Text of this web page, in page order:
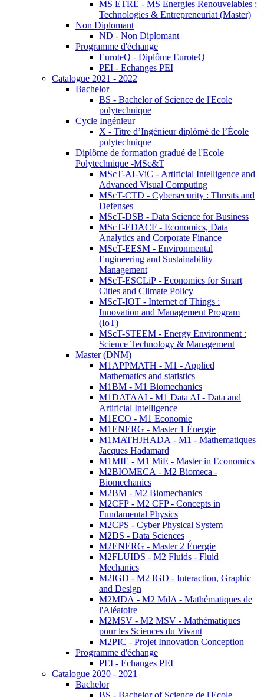
MS ETRE - MS Energies Renouvelables :
Technologies & Entrepreneuriat (Master)
Non Diplomant
ND - Non Diplomant
Programme d'échange
EuroteQ - Diplôme EuroteQ
PEI - Echanges PEI
Catalogue 2021 - 2022
Bachelor
BS - Bachelor of Science de l'Ecole
polytechnique
Cycle Ingénieur
X - Titre d’Ingénieur diplômé de l’École
polytechnique
Diplôme de formation gradué de l'Ecole
Polytechnique -MSc&T
MScT-AI-ViC - Artificial Intelligence and
Advanced Visual Computing
MScT-CTD - Cybersecurity : Threats and
Defenses
MScT-DSB - Data Science for Business
MScT-EDACF - Economics, Data
Analytics and Corporate Finance
MScT-EESM - Environmental
Engineering and Sustainability
Management
MScT-ESCLiP - Economics for Smart
Cities and Climate Policy
MScT-IOT - Internet of Things :
Innovation and Management Program
(IoT)
MScT-STEEM - Energy Environment :
Science Technology & Management
Master (DNM)
M1APPMATH - M1 - Applied
Mathematics and statistics
M1BM - M1 Biomechanics
M1DATAAI - M1 Data AI - Data and
Artificial Intelligence
M1ECO - M1 Economie
M1ENERG - Master 1 Énergie
M1MATHJHADA - M1 - Mathematiques
Jacques Hadamard
M1MIE - M1 MiE - Master in Economics
M2BIOMECA - M2 Biomeca -
Biomechanics
M2BM - M2 Biomechanics
M2CFP - M2 CFP - Concepts in
Fundamental Physics
M2CPS - Cyber Physical System
M2DS - Data Sciences
M2ENERG - Master 2 Énergie
M2FLUIDS - M2 Fluids - Fluid
Mechanics
M2IGD - M2 IGD - Interaction, Graphic
and Design
M2MDA - M2 MdA - Mathématiques de
l'Aléatoire
M2MSV - M2 MSV - Mathématiques
pour les Sciences du Vivant
M2PIC - Projet Innovation Conception
Programme d'échange
PEI - Echanges PEI
Catalogue 2020 - 2021
Bachelor
BS - Bachelor of Science de l'Ecole